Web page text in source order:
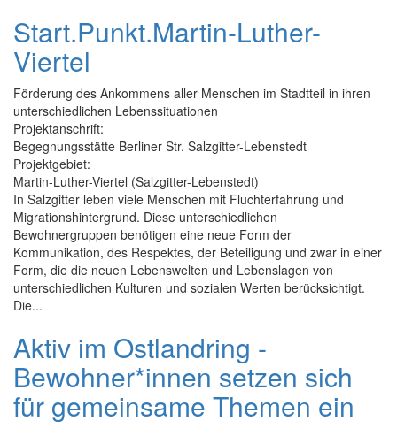
Start.Punkt.Martin-Luther-
Viertel
Förderung des Ankommens aller Menschen im Stadtteil in ihren
unterschiedlichen Lebenssituationen
Projektanschrift:
Begegnungsstätte Berliner Str. Salzgitter-Lebenstedt
Projektgebiet:
Martin-Luther-Viertel (Salzgitter-Lebenstedt)
In Salzgitter leben viele Menschen mit Fluchterfahrung und
Migrationshintergrund. Diese unterschiedlichen
Bewohnergruppen benötigen eine neue Form der
Kommunikation, des Respektes, der Beteiligung und zwar in einer
Form, die die neuen Lebenswelten und Lebenslagen von
unterschiedlichen Kulturen und sozialen Werten berücksichtigt.
Die...
Aktiv im Ostlandring -
Bewohner*innen setzen sich
für gemeinsame Themen ein